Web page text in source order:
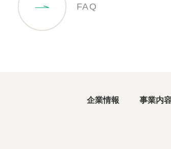
に使用を中止し、眼科医の診察を受
水で洗い流し、眼科医の診察を受け
FAQ
企業情報 事業内